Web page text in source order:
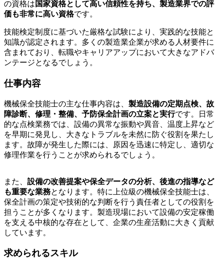
の資格は 国家資格として高い信頼性を持ち、製造業界での評
価も非常に高い資格です。
技能検定制度に基づいた厳格な試験により、実践的な技能と
知識が認定されます。多くの製造業企業が求める人材要件に
含まれており、転職やキャリアアップにおいて大きなアドバ
ンテージとなるでしょう。
仕事内容
機械保全技能士の主な仕事内容は、 製造設備の定期点検、故
障診断、修理・整備、予防保全計画の立案と実行です。日常
的な点検業務では、設備の異常な振動や異音、温度上昇など
を早期に発見し、大きなトラブルを未然に防ぐ役割を果たし
ます。故障が発生した際には、原因を迅速に特定し、適切な
修理作業を行うことが求められるでしょう。
また、 設備の改善提案や保全データの分析、後進の指導など
も重要な業務となります。特に上位級の機械保全技能士は、
保全計画の策定や技術的な判断を行う責任者としての役割を
担うことが多くなります。製造現場において設備の安定稼働
を支える中核的な存在として、企業の生産活動に大きく貢献
しています。
求められるスキル